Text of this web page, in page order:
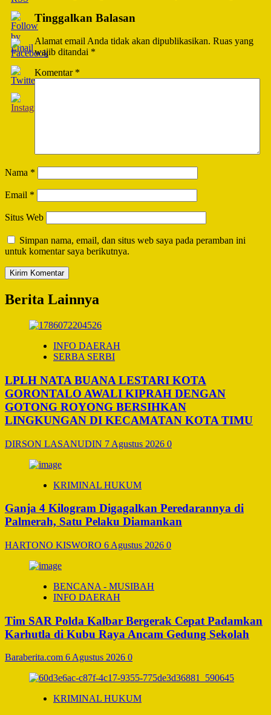
Tinggalkan Balasan
Alamat email Anda tidak akan dipublikasikan. Ruas yang
wajib ditandai *
Komentar *
Nama *
Email *
Situs Web
Simpan nama, email, dan situs web saya pada peramban ini
untuk komentar saya berikutnya.
Berita Lainnya
INFO DAERAH
SERBA SERBI
LPLH NATA BUANA LESTARI KOTA
GORONTALO AWALI KIPRAH DENGAN
GOTONG ROYONG BERSIHKAN
LINGKUNGAN DI KECAMATAN KOTA TIMU
DIRSON LASANUDIN 7 Agustus 2026 0
KRIMINAL HUKUM
Ganja 4 Kilogram Digagalkan Peredarannya di
Palmerah, Satu Pelaku Diamankan
HARTONO KISWORO 6 Agustus 2026 0
BENCANA - MUSIBAH
INFO DAERAH
Tim SAR Polda Kalbar Bergerak Cepat Padamkan
Karhutla di Kubu Raya Ancam Gedung Sekolah
Baraberita.com 6 Agustus 2026 0
KRIMINAL HUKUM